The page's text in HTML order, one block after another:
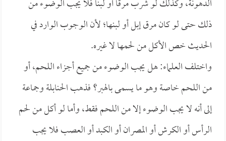
الدهونة، وكذلك لو شرب مرقاً أو لبناً فلا يجب الوضوء من
ذلك حتى لو كان مرق إبل أو لبنها؛ لأن الوجوب الوارد في
الحديث خص الأكل من لحمها لا غيره.
واختلف العلماء: هل يجب الوضوء من جميع أجزاء اللحم، أو
من اللحم خاصة وهو ما يسمى بالهبر؟ فذهب الحنابلة وجماعة
إلى أنه لا يجب الوضوء إلا من اللحم فقط، وأما لو أكل من لحم
الرأس أو الكرش أو المصران أو الكبد أو العصب فلا يجب